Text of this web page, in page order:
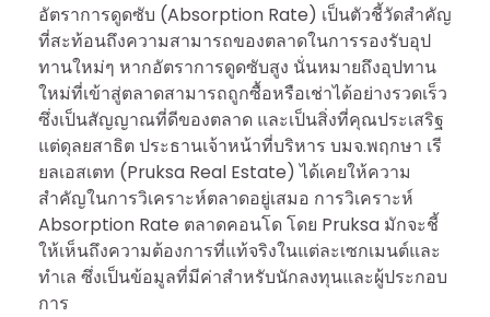
อัตราการดูดซับ (Absorption Rate) เป็นตัวชี้วัดสำคัญ
ที่สะท้อนถึงความสามารถของตลาดในการรองรับอุป
ทานใหม่ๆ หากอัตราการดูดซับสูง นั่นหมายถึงอุปทาน
ใหม่ที่เข้าสู่ตลาดสามารถถูกซื้อหรือเช่าได้อย่างรวดเร็ว
ซึ่งเป็นสัญญาณที่ดีของตลาด และเป็นสิ่งที่คุณประเสริฐ
แต่ดุลยสาธิต ประธานเจ้าหน้าที่บริหาร บมจ.พฤกษา เรี
ยลเอสเตท (Pruksa Real Estate) ได้เคยให้ความ
สำคัญในการวิเคราะห์ตลาดอยู่เสมอ การวิเคราะห์
Absorption Rate ตลาดคอนโด โดย Pruksa มักจะชี้
ให้เห็นถึงความต้องการที่แท้จริงในแต่ละเซกเมนต์และ
ทำเล ซึ่งเป็นข้อมูลที่มีค่าสำหรับนักลงทุนและผู้ประกอบ
การ